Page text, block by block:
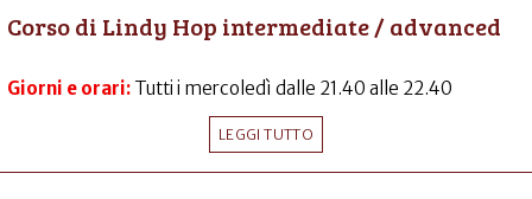
Corso di Lindy Hop intermediate / advanced
Giorni e orari: Tutti i mercoledì dalle 21.40 alle 22.40
LEGGI TUTTO